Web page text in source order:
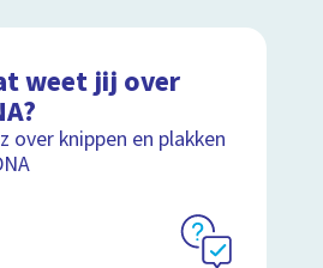
weet jij over
over knippen en plakken